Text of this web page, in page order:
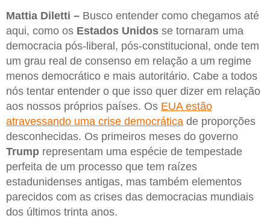
Mattia Diletti – Busco entender como chegamos até
aqui, como os Estados Unidos se tornaram uma
democracia pós-liberal, pós-constitucional, onde tem
um grau real de consenso em relação a um regime
menos democrático e mais autoritário. Cabe a todos
nós tentar entender o que isso quer dizer em relação
aos nossos próprios países. Os EUA estão
atravessando uma crise democrática de proporções
desconhecidas. Os primeiros meses do governo
Trump representam uma espécie de tempestade
perfeita de um processo que tem raízes
estadunidenses antigas, mas também elementos
parecidos com as crises das democracias mundiais
dos últimos trinta anos.